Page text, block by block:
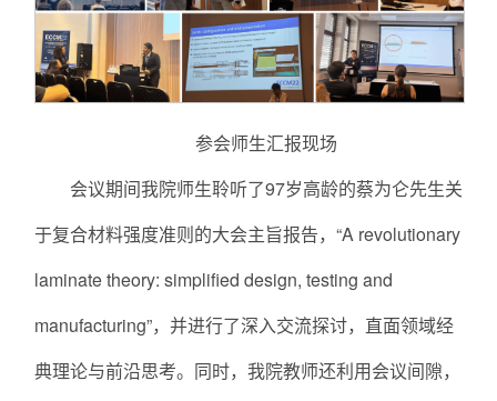
参会师生汇报现场
会议期间我院师生聆听了97岁高龄的蔡为仑先生关
于复合材料强度准则的大会主旨报告，“A revolutionary
laminate theory: simplified design, testing and
manufacturing”，并进行了深入交流探讨，直面领域经
典理论与前沿思考。同时，我院教师还利用会议间隙，